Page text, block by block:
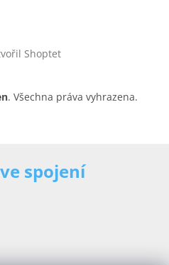
Shoptet
. Všechna práva vyhrazena.
spojení